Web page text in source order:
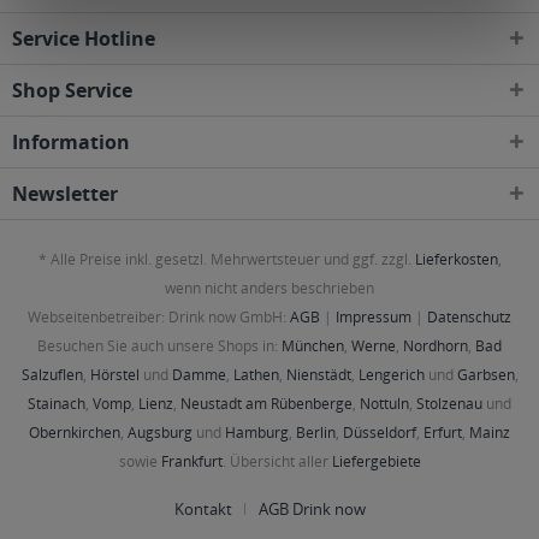
Service Hotline
Shop Service
Information
Newsletter
* Alle Preise inkl. gesetzl. Mehrwertsteuer und ggf. zzgl. Lieferkosten,
wenn nicht anders beschrieben
Webseitenbetreiber: Drink now GmbH: AGB | Impressum | Datenschutz
Besuchen Sie auch unsere Shops in: München, Werne, Nordhorn, Bad
Salzuflen, Hörstel und Damme, Lathen, Nienstädt, Lengerichund Garbsen,
Stainach, Vomp, Lienz, Neustadt am Rübenberge, Nottuln, Stolzenau und
Obernkirchen, Augsburg und Hamburg, Berlin, Düsseldorf, Erfurt, Mainz
sowie Frankfurt. Übersicht aller Liefergebiete
Kontakt AGB Drink now